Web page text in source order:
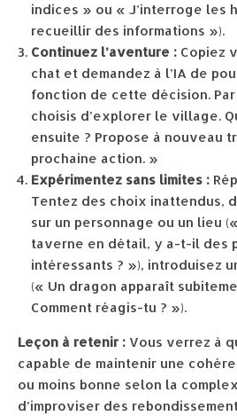
indices » ou « J’interroge les
recueillir des informations »).
Continuez l’aventure : Copiez
chat et demandez à l’IA de
fonction de cette décision.
choisis d’explorer le village.
ensuite ? Propose à nouveau
prochaine action. »
Expérimentez sans limites :
Tentez des choix inattendus,
sur un personnage ou un lieu
taverne en détail, y a-t-il des
intéressants ? »), introduisez
(« Un dragon apparaît
Comment réagis-tu ? »).
Leçon à retenir : Vous verrez à
capable de maintenir une
ou moins bonne selon la
d’improviser des